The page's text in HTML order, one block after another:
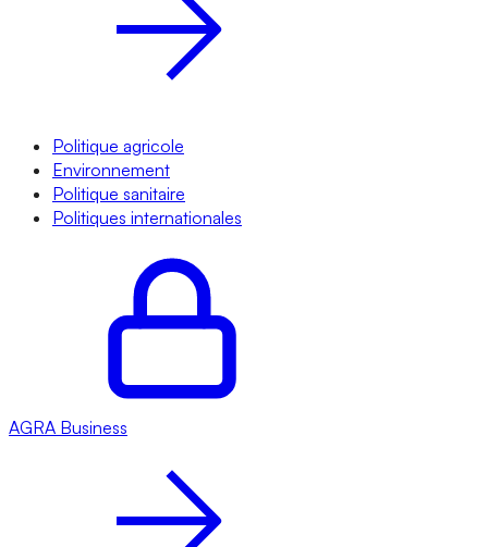
Politique agricole
Environnement
Politique sanitaire
Politiques internationales
AGRA Business